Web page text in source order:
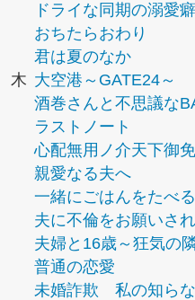
ドライな同期の溺愛癖
おちたらおわり
君は夏のなか
木 大空港～GATE24～
酒巻さんと不思議な
ラストノート
心配無用ノ介天下御免
親愛なる夫へ
一緒にごはんをたべ
夫に不倫をお願いさ
夫婦と16歳～狂気の
普通の恋愛
未婚詐欺 私の知ら